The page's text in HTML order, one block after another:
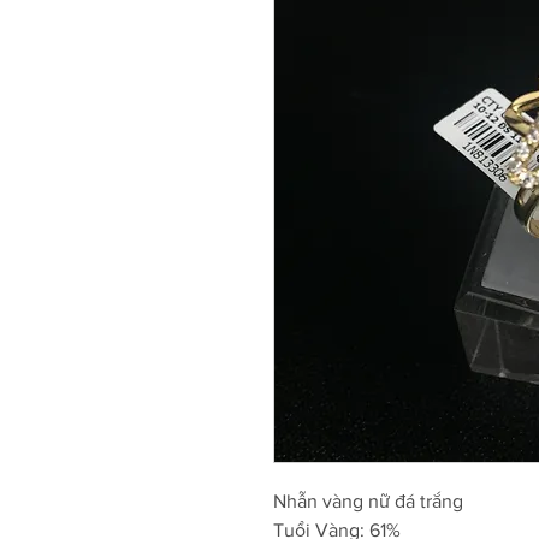
Nhẫn vàng nữ đá trắng
Tuổi Vàng: 61%